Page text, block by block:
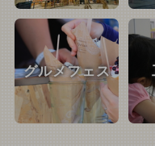
グルメフェス